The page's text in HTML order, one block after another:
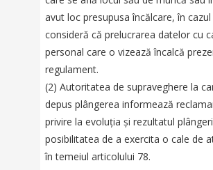
avut loc presupusa încălcare, în
consideră că prelucrarea datelor cu
personal care o vizează încalcă
regulament.
(2) Autoritatea de supraveghere la
depus plângerea informează
privire la evoluția și rezultatul
posibilitatea de a exercita o cale de
în temeiul articolului 78.